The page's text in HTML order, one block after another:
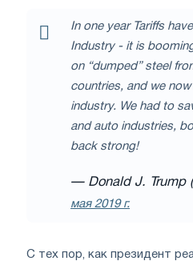
In one year Tariffs
Industry - it is
on “dumped” steel
countries, and we
industry. We had to
and auto industries,
back strong!
— Donald J. Trump
мая 2019 г.
С тех пор, как президент